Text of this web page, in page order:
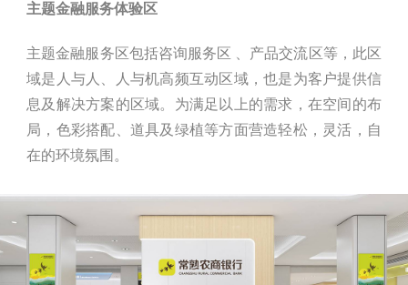
主题金融服务体验区
主题金融服务区包括咨询服务区 、产品交流区等，此区
域是人与人、人与机高频互动区域，也是为客户提供信
息及解决方案的区域。为满足以上的需求，在空间的布
局，色彩搭配、道具及绿植等方面营造轻松，灵活，自
在的环境氛围。